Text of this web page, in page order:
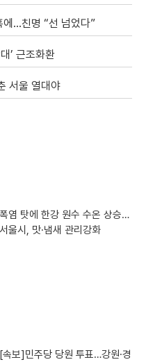
에…친명 “선 넘었다”
’ 근조화환
서울 열대야
폭염 탓에 한강 원수 수온 상승…
서울시, 맛·냄새 관리강화
[속보]민주당 당원 투표…강원·경